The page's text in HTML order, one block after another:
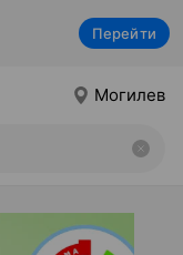
Перейти
Могилев